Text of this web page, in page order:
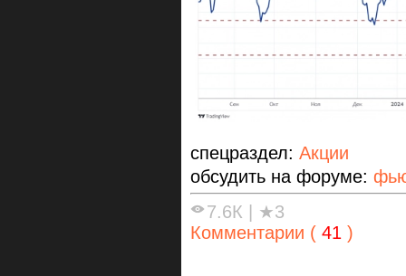
спецраздел: Акции
обсудить на форуме:
7.6К
★3
Комментарии ( 41 )